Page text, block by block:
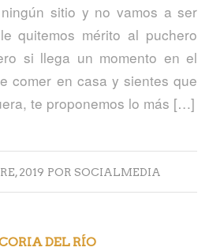
sitio y no vamos a ser
quitemos mérito al puchero
si llega un momento en el
comer en casa y sientes que
te proponemos lo más […]
2019 POR SOCIALMEDIA
DEL RÍO